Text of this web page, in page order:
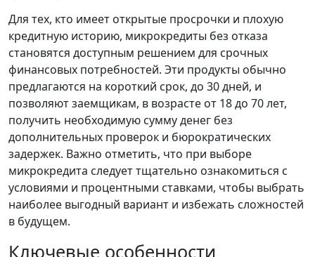
Для тех, кто имеет открытые просрочки и плохую
кредитную историю, микрокредиты без отказа
становятся доступным решением для срочных
финансовых потребностей. Эти продукты обычно
предлагаются на короткий срок, до 30 дней, и
позволяют заемщикам, в возрасте от 18 до 70 лет,
получить необходимую сумму денег без
дополнительных проверок и бюрократических
задержек. Важно отметить, что при выборе
микрокредита следует тщательно ознакомиться с
условиями и процентными ставками, чтобы выбрать
наиболее выгодный вариант и избежать сложностей
в будущем.
Ключевые особенности